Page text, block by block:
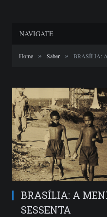
NAVIGATE
Home » Saber » BRASÍLIA:
BRASÍLIA: A
SESSENTA